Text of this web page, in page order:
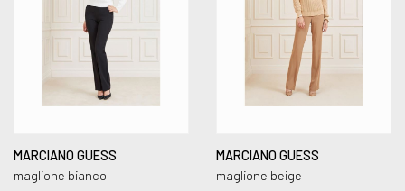
MARCIANO GUESS
maglione bianco
MARCIANO GUESS
maglione beige